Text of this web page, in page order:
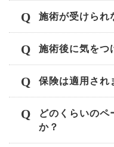
施術が受けられ
施術後に気をつ
保険は適用され
どのくらいのペ
か？